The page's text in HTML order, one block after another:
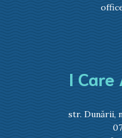
I
str. Dunării,